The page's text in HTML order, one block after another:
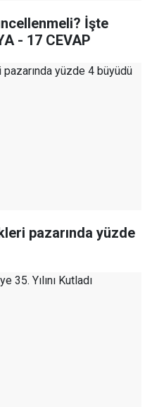
İşte
- 17 CEVAP
pazarında yüzde